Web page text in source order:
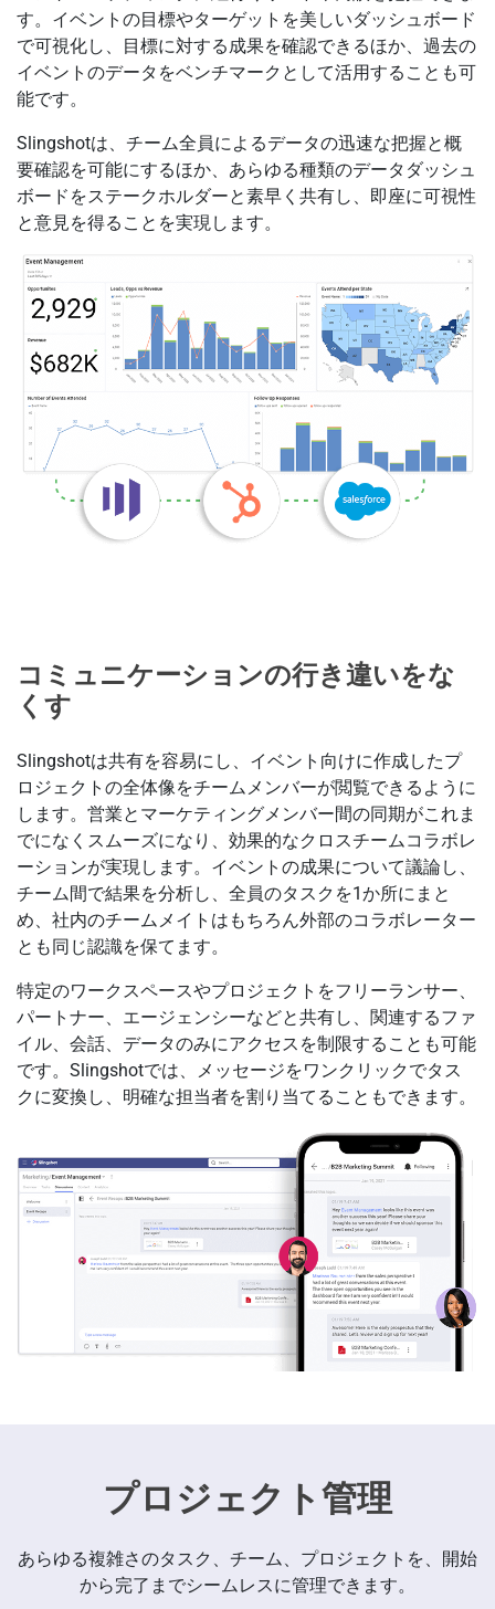
す。イベントの目標やターゲットを美しいダッシュボード
で可視化し、目標に対する成果を確認できるほか、過去の
イベントのデータをベンチマークとして活用することも可
能です。
Slingshotは、チーム全員によるデータの迅速な把握と概
要確認を可能にするほか、あらゆる種類のデータダッシュ
ボードをステークホルダーと素早く共有し、即座に可視性
と意見を得ることを実現します。
コミュニケーションの行き違いをな
くす
Slingshotは共有を容易にし、イベント向けに作成したプ
ロジェクトの全体像をチームメンバーが閲覧できるように
します。営業とマーケティングメンバー間の同期がこれま
でになくスムーズになり、効果的なクロスチームコラボレ
ーションが実現します。イベントの成果について議論し、
チーム間で結果を分析し、全員のタスクを1か所にまと
め、社内のチームメイトはもちろん外部のコラボレーター
とも同じ認識を保てます。
特定のワークスペースやプロジェクトをフリーランサー、
パートナー、エージェンシーなどと共有し、関連するファ
イル、会話、データのみにアクセスを制限することも可能
です。Slingshotでは、メッセージをワンクリックでタス
クに変換し、明確な担当者を割り当てることもできます。
プロジェクト管理
あらゆる複雑さのタスク、チーム、プロジェクトを、開始
から完了までシームレスに管理できます。